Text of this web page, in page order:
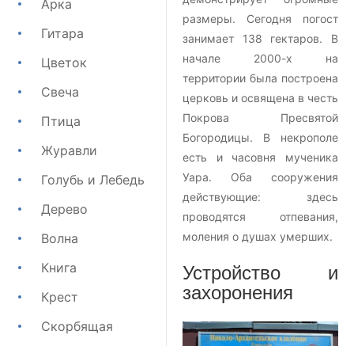
Арка
Гитара
Цветок
Свеча
Птица
Журавли
Голубь и Лебедь
Дерево
Волна
Книга
Крест
Скорбящая
размеры. Сегодня погост
занимает 138 гектаров. В
начале 2000-х на
территории была построена
церковь и освящена в честь
Покрова Пресвятой
Богородицы. В некрополе
есть и часовня мученика
Уара. Оба сооружения
действующие: здесь
проводятся отпевания,
моления о душах умерших.
Устройство и
захоронения